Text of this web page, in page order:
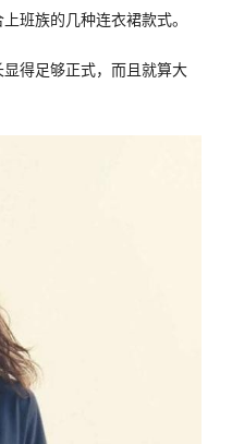
班族的几种连衣裙款式。
得足够正式，而且就算大